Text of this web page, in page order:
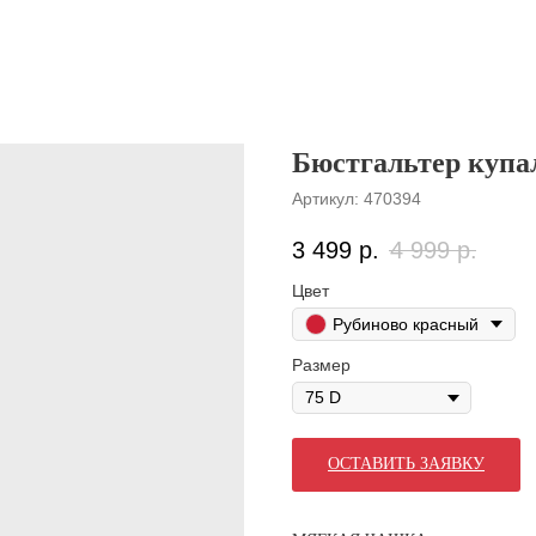
Бюстгальтер
Артикул: 470394
3 499 р. 4 999 р.
Цвет
Рубиново красный
Размер
ОСТАВИТЬ ЗАЯВКУ